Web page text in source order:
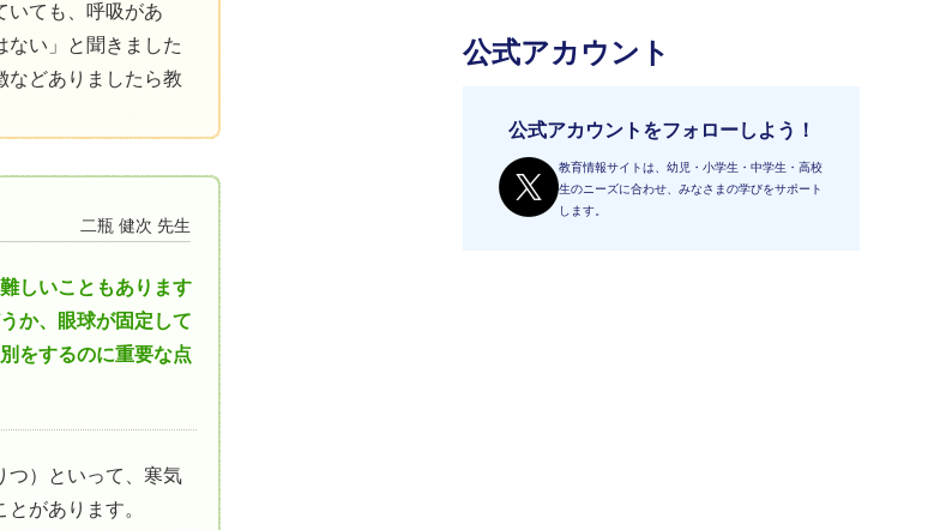
いても、呼吸があ
ない」と聞きました
などありましたら教
二瓶 健次 先生
しいこともあります
か、眼球が固定して
をするのに重要な点
つ）といって、寒気
があります。
公式アカウント
公式アカウントをフォローしよう！
教育情報サイトは、幼児・小学生・中学生・高校
生のニーズに合わせ、みなさまの学びをサポート
します。